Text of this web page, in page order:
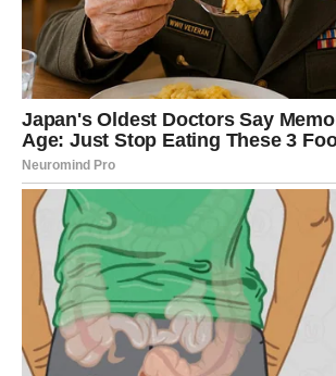
udaljavali. Ono što je delovalo kao
u toplinu. Ako ste slobodni
Pred vama je susret sa osobom koja
niti takmičiti se s vama. To je neko ko
energiju, ali vas ne pokušava nadmašiti –
podstiče da budete najbolja verzija sebe.
Ovo je period u kojem Lav ne mora da
vrednost. Ljubav dolazi spontano – i
Lav sada voli hrabro, ali i prima ljubav